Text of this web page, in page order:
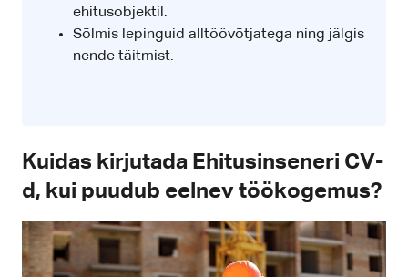
ehitusobjektil.
Sõlmis lepinguid alltöövõtjatega ning jälgis
nende täitmist.
Kuidas kirjutada Ehitusinseneri CV-
d, kui puudub eelnev töökogemus?